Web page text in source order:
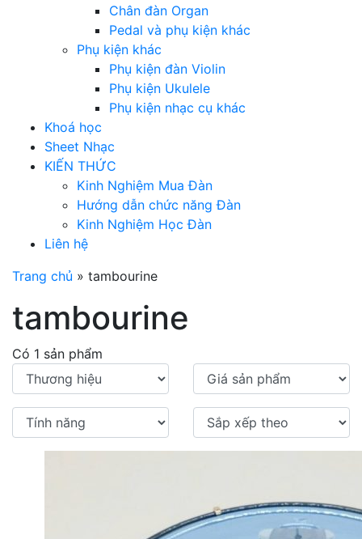
Chân đàn Organ
Pedal và phụ kiện khác
Phụ kiện khác
Phụ kiện đàn Violin
Phụ kiện Ukulele
Phụ kiện nhạc cụ khác
Khoá học
Sheet Nhạc
KIẾN THỨC
Kinh Nghiệm Mua Đàn
Hướng dẫn chức năng Đàn
Kinh Nghiệm Học Đàn
Liên hệ
Trang chủ » tambourine
tambourine
Có 1 sản phẩm